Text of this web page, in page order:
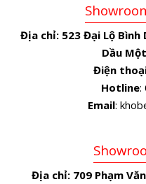
Địa chỉ: 523 Đại Lộ Bình
Dầu
Điện
Hotline:
Email:
Địa chỉ: 709 Phạm